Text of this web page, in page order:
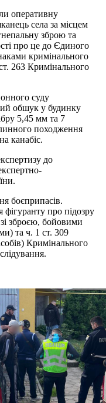
оперативну
села за місцем
зброю та
про це до Єдиного
кримінального
263 Кримінального
суду
обшук у будинку
5,45 мм та 7
походження
канабіс.
до
боєприпасів.
про підозру
зброєю, бойовими
та ч. 1 ст. 309
Кримінального